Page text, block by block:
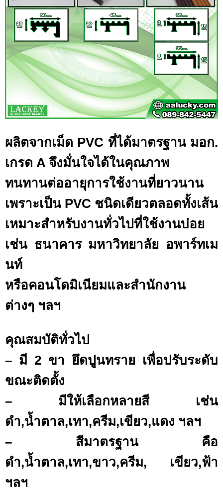
ผลิตจากเม็ด PVC ที่ได้มาตรฐาน มอก.
เกรด A จึงมั่นใจได้ในคุณภาพ
ทนทานต่ออายุการใช้งานที่ยาวนาน
เพราะเป็น PVC ชนิดเดียวตลอดทั้งเส้น
เหมาะสำหรับงานทั่วไปที่ใช้งานบ่อย
เช่น ธนาคาร มหาวิทยาลัย อพาร์ทเม
นท์
หรือคอนโดมิเนียมและสำนักงาน
ต่างๆ ฯลฯ
คุณสมบัติทั่วไป
– มี 2 ขา ยึดปูนทราย เพื่อปรับระดับ
ขณะติดตั้ง
– มีให้เลือกหลายสี เช่น
ดำ,น้ำตาล,เทา,ครีม,เขียว,แดง ฯลฯ
– สีมาตรฐาน คือ
ดำ,น้ำตาล,เทา,ขาว,ครีม, เขียว,ฟ้า
ฯลฯ